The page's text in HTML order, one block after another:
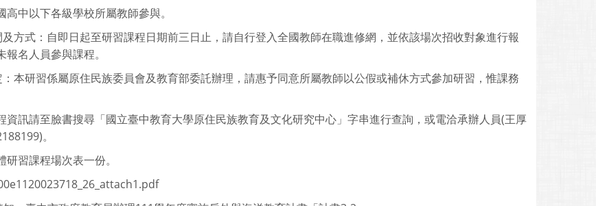
高中以下各級學校所屬教師參與。
方式：自即日起至研習課程日期前三日止，請自行登入全國教師在職進修網，並依該場次招收對象進行報
名人員參與課程。
本研習係屬原住民族委員會及教育部委託辦理，請惠予同意所屬教師以公假或補休方式參加研習，惟課務
資訊請至臉書搜尋「國立臺中教育大學原住民族教育及文化研究中心」字串進行查詢，或電洽承辦人員(王厚
。
研習課程場次表一份。